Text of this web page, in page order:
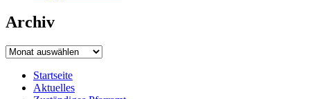
Archiv
Archiv
Startseite
Aktuelles